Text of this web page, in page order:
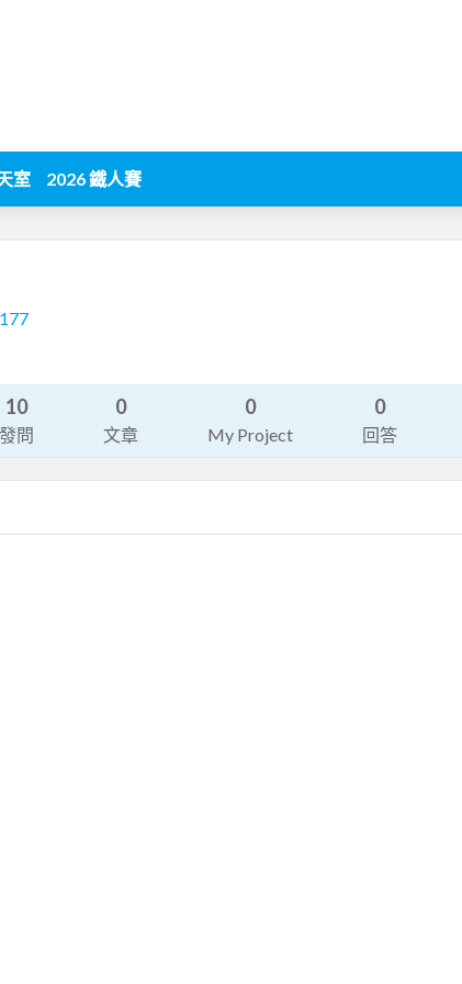
室 2026 鐵人賽
177
10
發問
0
文章
0
My Project
0
回答